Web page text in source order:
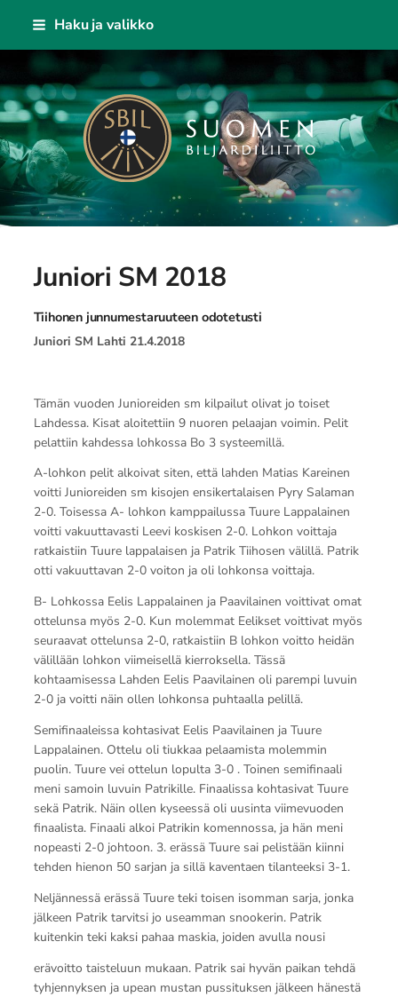
Siirry
sisältöön
Haku ja valikko
Suomen Biljardiliitto ry
Juniori SM 2018
Tiihonen junnumestaruuteen odotetusti
Juniori SM Lahti 21.4.2018
Tämän vuoden Junioreiden sm kilpailut olivat jo toiset
Lahdessa. Kisat aloitettiin 9 nuoren pelaajan voimin. Pelit
pelattiin kahdessa lohkossa Bo 3 systeemillä.
A-lohkon pelit alkoivat siten, että lahden Matias Kareinen
voitti Junioreiden sm kisojen ensikertalaisen Pyry Salaman
2-0. Toisessa A- lohkon kamppailussa Tuure Lappalainen
voitti vakuuttavasti Leevi koskisen 2-0. Lohkon voittaja
ratkaistiin Tuure lappalaisen ja Patrik Tiihosen välillä. Patrik
otti vakuuttavan 2-0 voiton ja oli lohkonsa voittaja.
B- Lohkossa Eelis Lappalainen ja Paavilainen voittivat omat
ottelunsa myös 2-0. Kun molemmat Eelikset voittivat myös
seuraavat ottelunsa 2-0, ratkaistiin B lohkon voitto heidän
välillään lohkon viimeisellä kierroksella. Tässä
kohtaamisessa Lahden Eelis Paavilainen oli parempi luvuin
2-0 ja voitti näin ollen lohkonsa puhtaalla pelillä.
Semifinaaleissa kohtasivat Eelis Paavilainen ja Tuure
Lappalainen. Ottelu oli tiukkaa pelaamista molemmin
puolin. Tuure vei ottelun lopulta 3-0 . Toinen semifinaali
meni samoin luvuin Patrikille. Finaalissa kohtasivat Tuure
sekä Patrik. Näin ollen kyseessä oli uusinta viimevuoden
finaalista. Finaali alkoi Patrikin komennossa, ja hän meni
nopeasti 2-0 johtoon. 3. erässä Tuure sai pelistään kiinni
tehden hienon 50 sarjan ja sillä kaventaen tilanteeksi 3-1.
Neljännessä erässä Tuure teki toisen isomman sarja, jonka
jälkeen Patrik tarvitsi jo useamman snookerin. Patrik
kuitenkin teki kaksi pahaa maskia, joiden avulla nousi
erävoitto taisteluun mukaan. Patrik sai hyvän paikan tehdä
tyhjennyksen ja upean mustan pussituksen jälkeen hänestä